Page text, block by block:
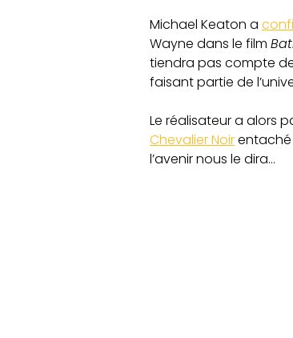
Michael Keaton a
Wayne dans le film
tiendra pas compte
faisant partie de
Le réalisateur a alors
Chevalier Noirentaché
l’avenir nous le dira…